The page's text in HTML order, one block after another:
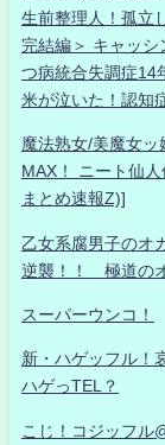
生前整理人！孤立
完結編＞ キャッシ
つ病統合失調症14
米が泣いた！認知
魔法熟女/美魔女
MAX！ ニート仙
まとめ速報Z)]
乙女系腐男子のオ
逆襲！！ 極道の
スーパーウンコ！
新・ハゲッフル！
ハゲっTEL？
こじ！コジッフル